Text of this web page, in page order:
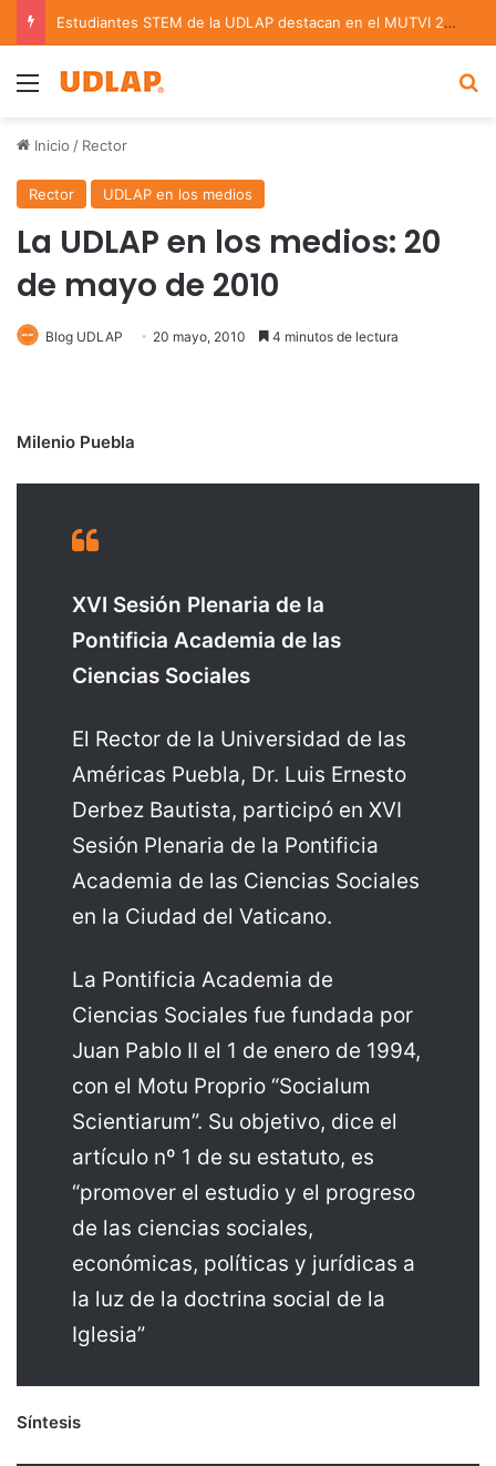
Estudiantes STEM de la UDLAP destacan en el MUTVI 2026
Menu
Inicio / Rector
Rector UDLAP en los medios
La UDLAP en los medios: 20
de mayo de 2010
Blog UDLAP 20 mayo, 2010 4 minutos de lectura
Milenio Puebla
XVI Sesión Plenaria de la
Pontificia Academia de las
Ciencias Sociales
El Rector de la Universidad de las
Américas Puebla, Dr. Luis Ernesto
Derbez Bautista, participó en XVI
Sesión Plenaria de la Pontificia
Academia de las Ciencias Sociales
en la Ciudad del Vaticano.
La Pontificia Academia de
Ciencias Sociales fue fundada por
Juan Pablo II el 1 de enero de 1994,
con el Motu Proprio “Socialum
Scientiarum”. Su objetivo, dice el
artículo nº 1 de su estatuto, es
“promover el estudio y el progreso
de las ciencias sociales,
económicas, políticas y jurídicas a
la luz de la doctrina social de la
Iglesia”
Síntesis